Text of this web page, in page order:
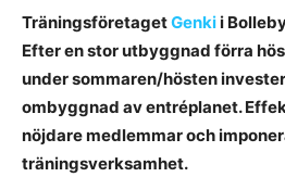
TräningsföretagetGenkii
Efter en stor utbyggnad förra
under sommaren/hösten
ombyggnad av entréplanet.
nöjdare medlemmar och
träningsverksamhet.